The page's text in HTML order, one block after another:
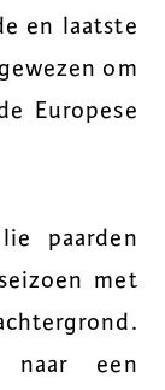
en laatste
om
Europese
paarden
met
een